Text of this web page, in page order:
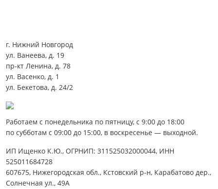
г. Нижний Новгород
ул. Ванеева, д. 19
пр-кт Ленина, д. 78
ул. Васенко, д. 1
ул. Бекетова, д. 24/2
Работаем с понедельника по пятницу, с 9:00 до 18:00
по субботам с 09:00 до 15:00, в воскресенье — выходной.
ИП Ищенко К.Ю., ОГРНИП: 311525032000044, ИНН
525011684728
607675, Нижегородская обл., Кстовский р-н, Карабатово дер.,
Солнечная ул., 49А